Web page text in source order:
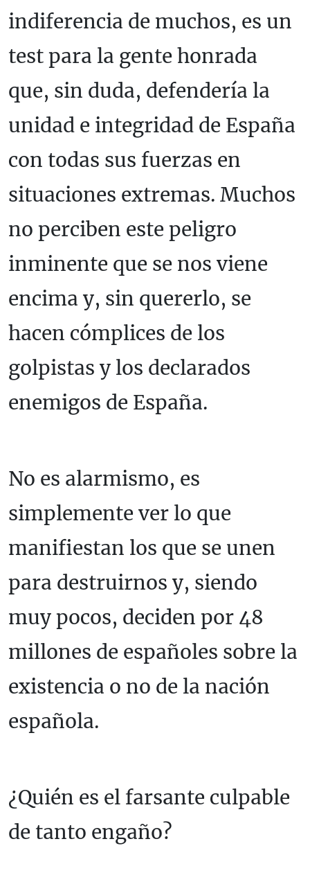
indiferencia de muchos, es un
test para la gente honrada
que, sin duda, defendería la
unidad e integridad de España
con todas sus fuerzas en
situaciones extremas. Muchos
no perciben este peligro
inminente que se nos viene
encima y, sin quererlo, se
hacen cómplices de los
golpistas y los declarados
enemigos de España.
No es alarmismo, es
simplemente ver lo que
manifiestan los que se unen
para destruirnos y, siendo
muy pocos, deciden por 48
millones de españoles sobre la
existencia o no de la nación
española.
¿Quién es el farsante culpable
de tanto engaño?